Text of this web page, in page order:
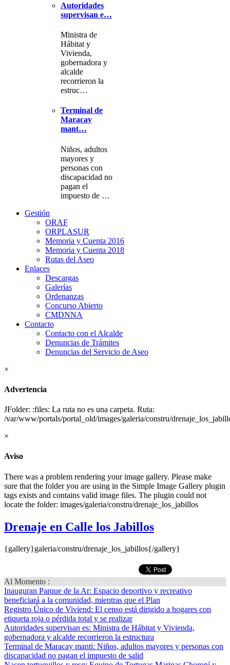
Autoridades
supervisan e…
Ministra de
Hábitat y
Vivienda,
gobernadora y
alcalde
recorrieron la
estruc…
Terminal de
Maracay
mant…
Niños, adultos
mayores y
personas con
discapacidad no
pagan el
impuesto de …
Gestión
ORAF
ORPLASUR
Memoria y Cuenta 2016
Memoria y Cuenta 2018
Rutas del Aseo
Enlaces
Descargas
Galerías
Ordenanzas
Concurso Abierto
CMDNNA
Contacto
Contacto con el Alcalde
Denuncias de Trámites
Denuncias del Servicio de Aseo
×
Advertencia
JFolder: :files: La ruta no es una carpeta. Ruta:
/var/www/portals/portal_old/images/galeria/constru/
×
Aviso
There was a problem rendering your image gallery. Please make
sure that the folder you are using in the Simple Image Gallery plugin
tags exists and contains valid image files. The plugin could not
locate the folder: images/galeria/constru/drenaje_los_jabillos
Drenaje en Calle los Jabillos
{gallery}galeria/constru/drenaje_los_jabillos{/gallery}
Al Momento :
Inauguran Parque de la Ar: Espacio deportivo y recreativo
beneficiará a la comunidad, mientras que el Plan
Registro Único de Viviend: El censo está dirigido a hogares con
etiqueta roja o pérdida total y se realizar
Autoridades supervisan es: Ministra de Hábitat y Vivienda,
gobernadora y alcalde recorrieron la estructura
Terminal de Maracay manti: Niños, adultos mayores y personas con
discapacidad no pagan el impuesto de salid